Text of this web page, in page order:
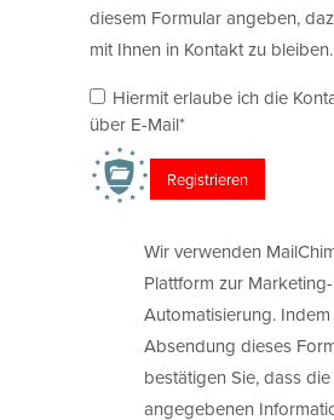
diesem Formular angeben,
mit Ihnen in Kontakt zu bleiben.
Hiermit erlaube ich die
über E-Mail*
Wir verwenden
Plattform zur Marketing-
Automatisierung.
Absendung dieses
bestätigen Sie, dass
angegebenen